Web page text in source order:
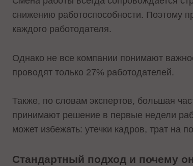
снижению работоспособности. Поэтому
каждого работодателя.
Однако не все компании понимают
проводят только 27% работодателей.
Также, по словам экспертов, большая
принимают решение в первые недели
может избежать: утечки кадров, трат на
Стандартный подход и почему